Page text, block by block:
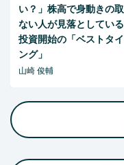
い？」株高で身動きの
ない人が見落としている
投資開始の「ベストタイ
ング」
山崎 俊輔